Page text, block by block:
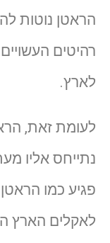
הראטן נוטות
רהיטים
לארץ.
לעומת זאת,
נתייחס אליו
פגיע כמו
לאקלים הארץ